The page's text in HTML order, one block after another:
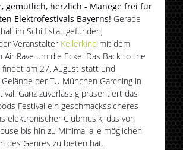
gemütlich, herzlich - Manege frei für
Elektrofestivals Bayerns! Gerade
im Schilf stattgefunden,
Veranstalter Kellerkind mit dem
Air Rave um die Ecke. Das Back to the
findet am 27. August statt und
Gelände der TU München Garching in
Ganz zuverlässig präsentiert das
Festival ein geschmackssicheres
elektronischer Clubmusik, das von
bis hin zu Minimal alle möglichen
des Genres zu bieten hat.